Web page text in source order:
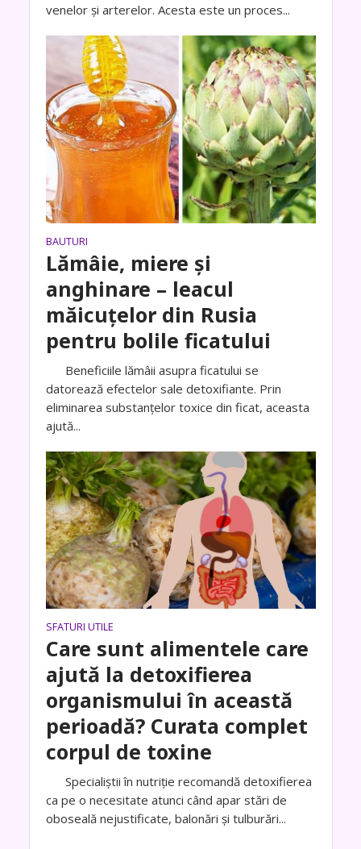
venelor și arterelor. Acesta este un proces...
BAUTURI
Lămâie, miere şi
anghinare – leacul
măicuţelor din Rusia
pentru bolile ficatului
Beneficiile lămâii asupra ficatului se
datorează efectelor sale detoxifiante. Prin
eliminarea substanțelor toxice din ficat, aceasta
ajută...
SFATURI UTILE
Care sunt alimentele care
ajută la detoxifierea
organismului în această
perioadă? Curata complet
corpul de toxine
Specialiştii în nutriţie recomandă detoxifierea
ca pe o necesitate atunci când apar stări de
oboseală nejustificate, balonări şi tulburări...